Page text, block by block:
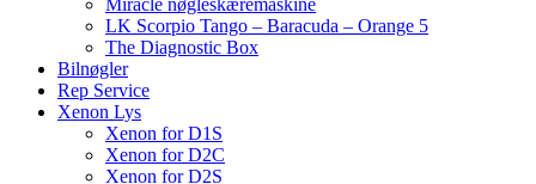
Miracle nøgleskæremaskine
LK Scorpio Tango – Baracuda – Orange 5
The Diagnostic Box
Bilnøgler
Rep Service
Xenon Lys
Xenon for D1S
Xenon for D2C
Xenon for D2S